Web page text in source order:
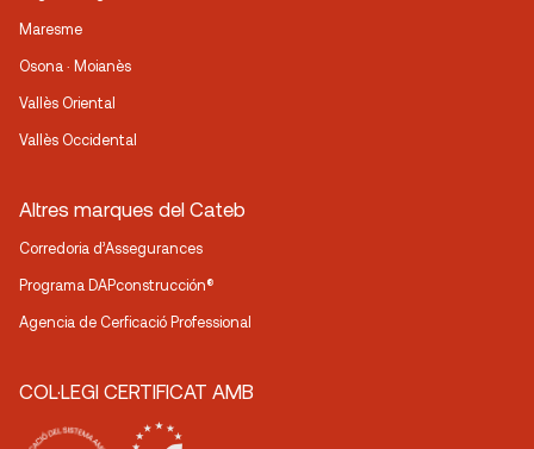
Maresme
Osona · Moianès
Vallès Oriental
Vallès Occidental
Altres marques del Cateb
Corredoria d’Assegurances
Programa DAPconstrucción®
Agencia de Cerficació Professional
COL·LEGI CERTIFICAT AMB